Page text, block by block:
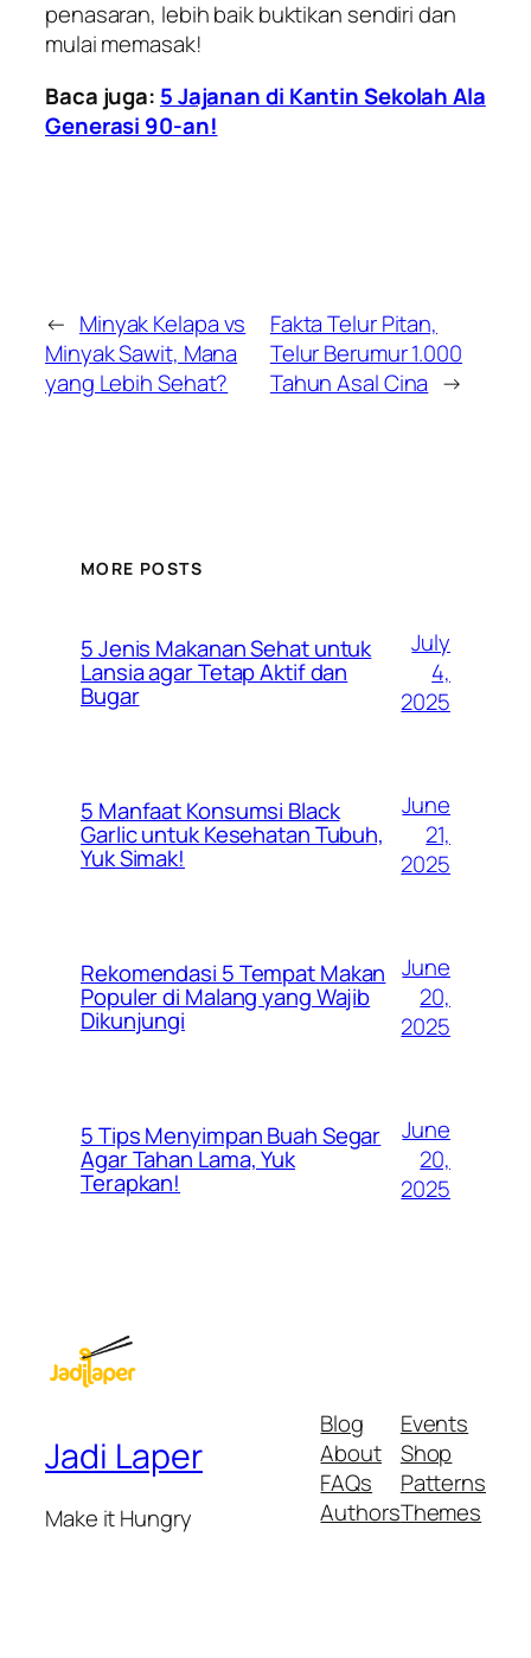
penasaran, lebih baik buktikan sendiri dan
mulai memasak!
Baca juga: 5 Jajanan di Kantin Sekolah Ala
Generasi 90-an!
← Minyak Kelapa vs
Minyak Sawit, Mana
yang Lebih Sehat?
Fakta Telur Pitan,
Telur Berumur 1.000
Tahun Asal Cina →
MORE POSTS
5 Jenis Makanan Sehat untuk
Lansia agar Tetap Aktif dan
Bugar
July
4,
2025
5 Manfaat Konsumsi Black
Garlic untuk Kesehatan Tubuh,
Yuk Simak!
June
21,
2025
Rekomendasi 5 Tempat Makan
Populer di Malang yang Wajib
Dikunjungi
June
20,
2025
5 Tips Menyimpan Buah Segar
Agar Tahan Lama, Yuk
Terapkan!
June
20,
2025
Jadi Laper
Make it Hungry
Blog
About
FAQs
Authors
Events
Shop
Patterns
Themes